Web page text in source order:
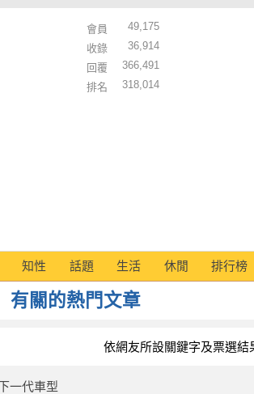
會員
49,175
收錄
36,914
回覆
366,491
排名
318,014
知性 話題 生活 休閒 排行榜
有關的熱門文章
依網友所設關鍵字及票選結
一代車型